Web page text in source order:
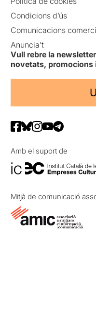
Condicions d’ús
Comunicacions
Anuncia’t
Vull rebre la
novetats, promocions
Amb el suport de
Mitjà de comunicació